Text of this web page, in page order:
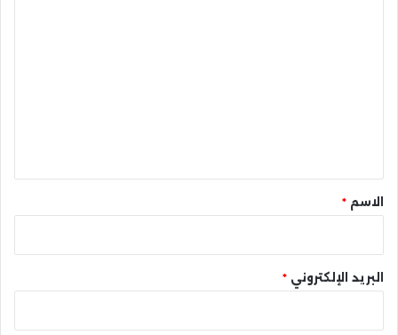
* الاسم *
البريد الإلكتروني *